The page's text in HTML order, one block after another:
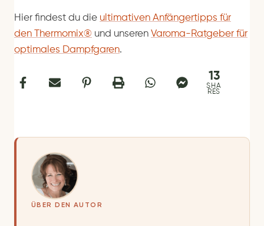
Hier findest du die ultimativen Anfängertipps für
den Thermomix® und unseren Varoma-Ratgeber für
optimales Dampfgaren.
13
SHA
RES
ÜBER DEN AUTOR